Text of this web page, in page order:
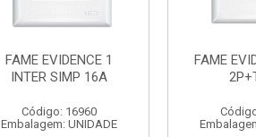
FAME EVIDENCE 1
INTER SIMP 16A
Código: 16960
Embalagem: UNIDADE
FAME